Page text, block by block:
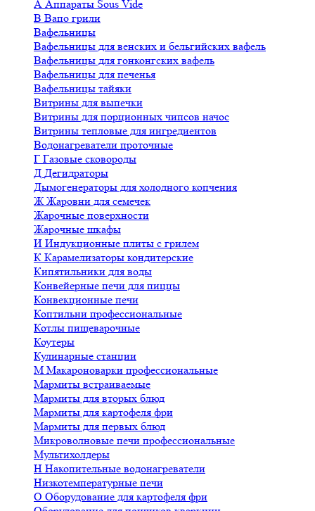
А Аппараты Sous Vide
В Вапо грили
Вафельницы
Вафельницы для венских и бельгийских вафель
Вафельницы для гонконгских вафель
Вафельницы для печенья
Вафельницы тайяки
Витрины для выпечки
Витрины для порционных чипсов начос
Витрины тепловые для ингредиентов
Водонагреватели проточные
Г Газовые сковороды
Д Дегидраторы
Дымогенераторы для холодного копчения
ЖЖаровни для семечек
Жарочные поверхности
Жарочные шкафы
И Индукционные плиты с грилем
К Карамелизаторы кондитерские
Кипятильники для воды
Конвейерные печи для пиццы
Конвекционные печи
Коптильни профессиональные
Котлы пищеварочные
Коутеры
Кулинарные станции
М Макароноварки профессиональные
Мармиты встраиваемые
Мармиты для вторых блюд
Мармиты для картофеля фри
Мармиты для первых блюд
Микроволновые печи профессиональные
Мультихолдеры
Н Накопительные водонагреватели
Низкотемпературные печи
О Оборудование для картофеля фри